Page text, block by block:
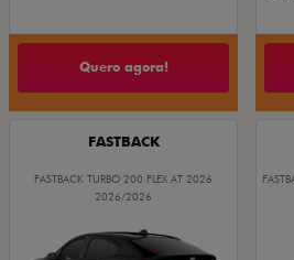
Quero agora!
FASTBACK
FASTBACK TURBO 200 FLEX AT 2026
2026/2026